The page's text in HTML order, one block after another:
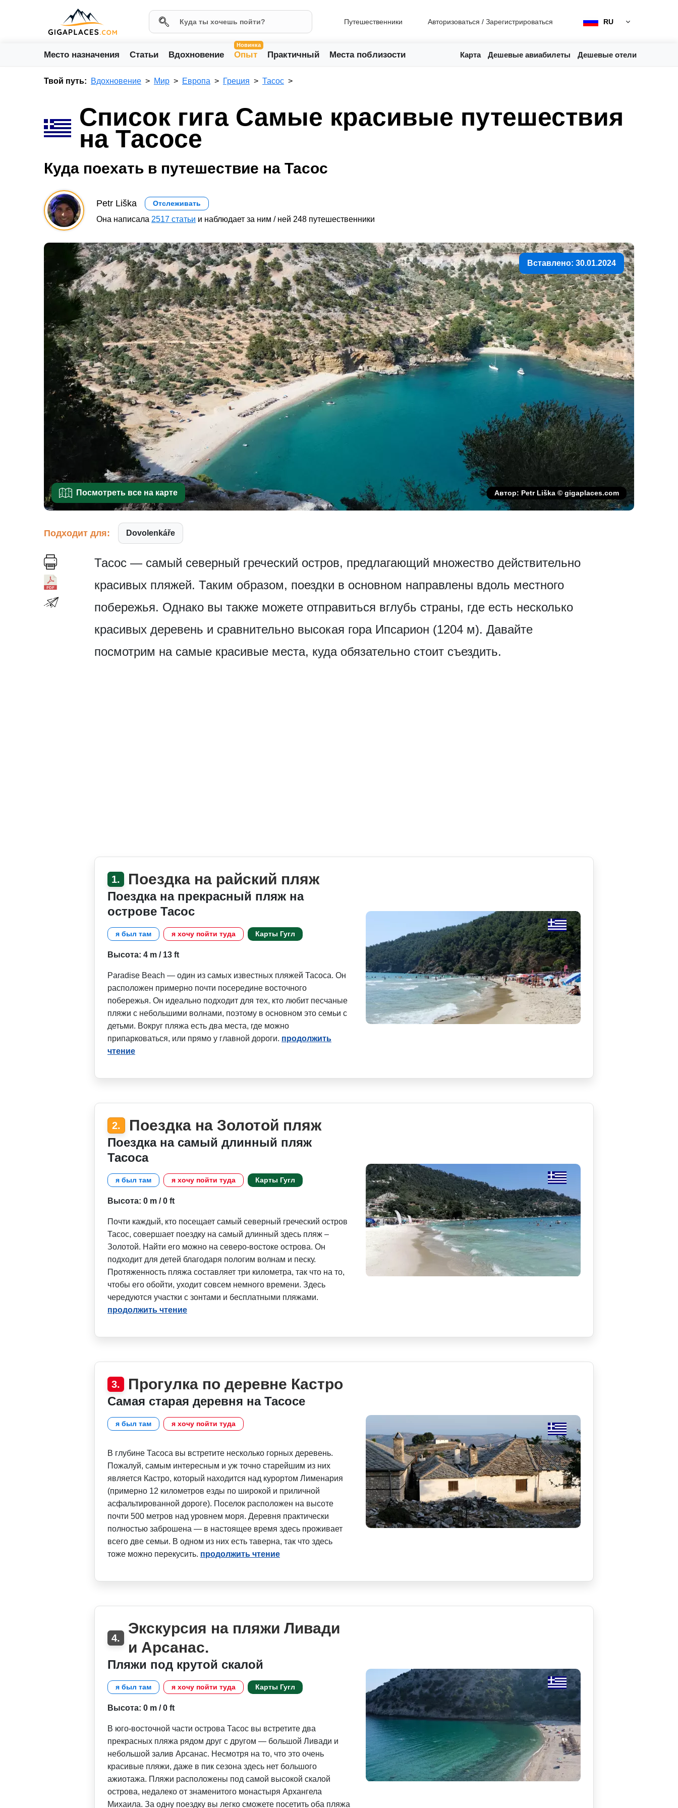
Путешественники Авторизоваться / Зарегистрироваться RU
Место назначения Статьи Вдохновение
Новинка
Опыт Практичный Места поблизости Карта Дешевые авиабилеты Дешевые отели
Твой путь: Вдохновение Мир Европа Греция Тасос
Список гига Самые красивые путешествия
на Тасосе
Куда поехать в путешествие на Тасос
Petr Liška Отслеживать
Она написала 2517 статьи и наблюдает за ним / ней 248 путешественники
Вставлено: 30.01.2024
Посмотреть все на карте Автор: Petr Liška © gigaplaces.com
Подходит для: Dovolenkáře
Тасос — самый северный греческий остров, предлагающий множество действительно
красивых пляжей. Таким образом, поездки в основном направлены вдоль местного
побережья. Однако вы также можете отправиться вглубь страны, где есть несколько
красивых деревень и сравнительно высокая гора Ипсарион (1204 м). Давайте
посмотрим на самые красивые места, куда обязательно стоит съездить.
1. Поездка на райский пляж
Поездка на прекрасный пляж на
острове Тасос
я был там я хочу пойти туда Карты Гугл
Высота: 4 m / 13 ft
Paradise Beach — один из самых известных пляжей Тасоса. Он
расположен примерно почти посередине восточного
побережья. Он идеально подходит для тех, кто любит песчаные
пляжи с небольшими волнами, поэтому в основном это семьи с
детьми. Вокруг пляжа есть два места, где можно
припарковаться, или прямо у главной дороги. продолжить
чтение
2. Поездка на Золотой пляж
Поездка на самый длинный пляж
Тасоса
я был там я хочу пойти туда Карты Гугл
Высота: 0 m / 0 ft
Почти каждый, кто посещает самый северный греческий остров
Тасос, совершает поездку на самый длинный здесь пляж –
Золотой. Найти его можно на северо-востоке острова. Он
подходит для детей благодаря пологим волнам и песку.
Протяженность пляжа составляет три километра, так что на то,
чтобы его обойти, уходит совсем немного времени. Здесь
чередуются участки с зонтами и бесплатными пляжами.
продолжить чтение
3. Прогулка по деревне Кастро
Самая старая деревня на Тасосе
я был там я хочу пойти туда
В глубине Тасоса вы встретите несколько горных деревень.
Пожалуй, самым интересным и уж точно старейшим из них
является Кастро, который находится над курортом Лименария
(примерно 12 километров езды по широкой и приличной
асфальтированной дороге). Поселок расположен на высоте
почти 500 метров над уровнем моря. Деревня практически
полностью заброшена — в настоящее время здесь проживает
всего две семьи. В одном из них есть таверна, так что здесь
тоже можно перекусить. продолжить чтение
4.
Экскурсия на пляжи Ливади
и Арсанас.
Пляжи под крутой скалой
я был там я хочу пойти туда Карты Гугл
Высота: 0 m / 0 ft
В юго-восточной части острова Тасос вы встретите два
прекрасных пляжа рядом друг с другом — большой Ливади и
небольшой залив Арсанас. Несмотря на то, что это очень
красивые пляжи, даже в пик сезона здесь нет большого
ажиотажа. Пляжи расположены под самой высокой скалой
острова, недалеко от знаменитого монастыря Архангела
Михаила. За одну поездку вы легко сможете посетить оба пляжа